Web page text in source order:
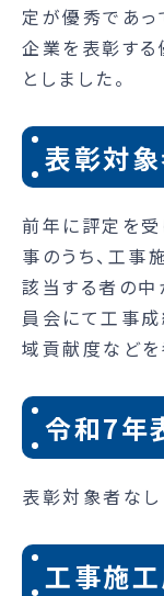
定が優秀であ
企業を表彰す
としました。
表彰対
前年に評定を
事のうち、工
該当する者の
員会にて工事
域貢献度などを
令和7年
表彰対象者なし
工事施